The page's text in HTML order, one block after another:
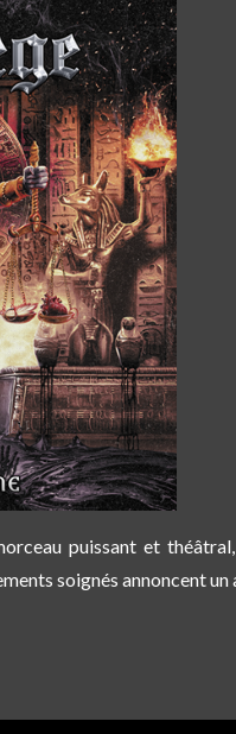
puissant et théâtral
soignés annoncent